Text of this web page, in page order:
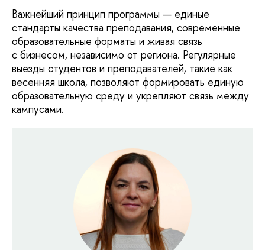
Важнейший принцип программы — единые
стандарты качества преподавания, современные
образовательные форматы и живая связь
с бизнесом, независимо от региона. Регулярные
выезды студентов и преподавателей, такие как
весенняя школа, позволяют формировать единую
образовательную среду и укрепляют связь между
кампусами.